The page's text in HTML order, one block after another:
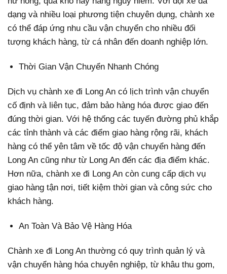
dạng và nhiều loại phương tiện chuyên dụng, chành xe
có thể đáp ứng nhu cầu vận chuyển cho nhiều đối
tượng khách hàng, từ cá nhân đến doanh nghiệp lớn.
Thời Gian Vận Chuyển Nhanh Chóng
Dịch vụ chành xe đi Long An có lịch trình vận chuyển
cố định và liên tục, đảm bảo hàng hóa được giao đến
đúng thời gian. Với hệ thống các tuyến đường phủ khắp
các tỉnh thành và các điểm giao hàng rộng rãi, khách
hàng có thể yên tâm về tốc độ vận chuyển hàng đến
Long An cũng như từ Long An đến các địa điểm khác.
Hơn nữa, chành xe đi Long An còn cung cấp dịch vụ
giao hàng tận nơi, tiết kiệm thời gian và công sức cho
khách hàng.
An Toàn Và Bảo Vệ Hàng Hóa
Chành xe đi Long An thường có quy trình quản lý và
vận chuyển hàng hóa chuyên nghiệp, từ khâu thu gom,